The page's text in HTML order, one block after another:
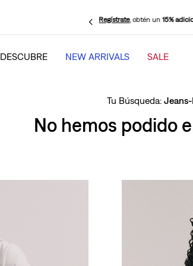
Regístrate, obtén un15%
DESCUBRE NEW ARRIVALS SALE
No hemos podido
1.
2
5.